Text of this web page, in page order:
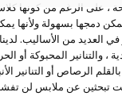
، على الرغم من كونها
دمجها بسهولة ولأنها
من الأساليب. لدينا
، والتنانير المحبوكة أو
الرصاص أو التنانير
كنت تبحثين عن ملابس لن